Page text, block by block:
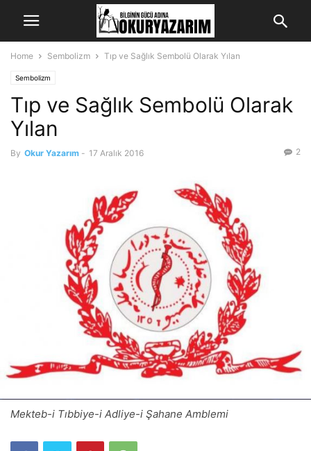
Home Sembolizm Tıp ve Sağlık Sembolü Olarak Yılan
Sembolizm
Tıp ve Sağlık Sembolü Olarak
Yılan
By Okur Yazarım - 17 Aralık 2016 2
Mekteb-i Tıbbiye-i Adliye-i Şahane Amblemi